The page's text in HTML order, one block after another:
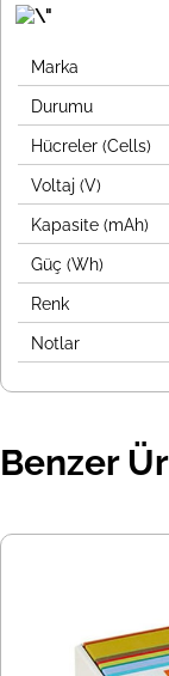
Marka
Durumu
Hücreler (Cells)
Voltaj (V)
Kapasite (mAh)
Güç (Wh)
Renk
Notlar
Benzer